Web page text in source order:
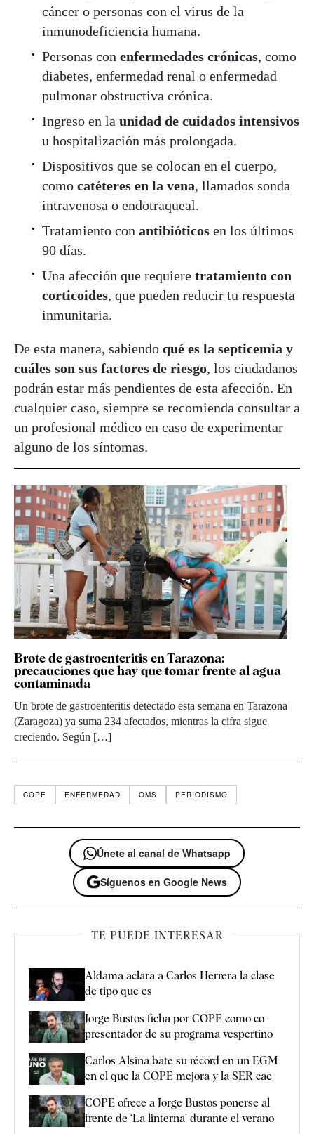
cáncer o personas con el virus de la
inmunodeficiencia humana.
Personas con enfermedades crónicas, como
diabetes, enfermedad renal o enfermedad
pulmonar obstructiva crónica.
Ingreso en la unidad de cuidados intensivos
u hospitalización más prolongada.
Dispositivos que se colocan en el cuerpo,
como catéteres en la vena, llamados sonda
intravenosa o endotraqueal.
Tratamiento con antibióticos en los últimos
90 días.
Una afección que requiere tratamiento con
corticoides, que pueden reducir tu respuesta
inmunitaria.
De esta manera, sabiendo qué es la septicemia y
cuáles son sus factores de riesgo, los ciudadanos
podrán estar más pendientes de esta afección. En
cualquier caso, siempre se recomienda consultar a
un profesional médico en caso de experimentar
alguno de los síntomas.
Brote de gastroenteritis en Tarazona:
precauciones que hay que tomar frente al agua
contaminada
Un brote de gastroenteritis detectado esta semana en Tarazona
(Zaragoza) ya suma 234 afectados, mientras la cifra sigue
creciendo. Según […]
COPE ENFERMEDAD OMS PERIODISMO
Únete al canal de Whatsapp
Síguenos en Google News
TE PUEDE INTERESAR
Aldama aclara a Carlos Herrera la clase
de tipo que es
Jorge Bustos ficha por COPE como co-
presentador de su programa vespertino
Carlos Alsina bate su récord en un EGM
en el que la COPE mejora y la SER cae
COPE ofrece a Jorge Bustos ponerse al
frente de ‘La linterna’ durante el verano